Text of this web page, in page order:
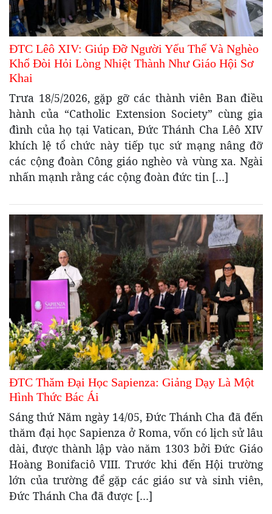
ĐTC Lêô XIV: Giúp Đỡ Người Yếu Thế Và Nghèo
Khổ Đòi Hỏi Lòng Nhiệt Thành Như Giáo Hội Sơ
Khai
Trưa 18/5/2026, gặp gỡ các thành viên Ban điều
hành của “Catholic Extension Society” cùng gia
đình của họ tại Vatican, Đức Thánh Cha Lêô XIV
khích lệ tổ chức này tiếp tục sứ mạng nâng đỡ
các cộng đoàn Công giáo nghèo và vùng xa. Ngài
nhấn mạnh rằng các cộng đoàn đức tin […]
ĐTC Thăm Đại Học Sapienza: Giảng Dạy Là Một
Hình Thức Bác Ái
Sáng thứ Năm ngày 14/05, Đức Thánh Cha đã đến
thăm đại học Sapienza ở Roma, vốn có lịch sử lâu
dài, được thành lập vào năm 1303 bởi Đức Giáo
Hoàng Bonifaciô VIII. Trước khi đến Hội trường
lớn của trường để gặp các giáo sư và sinh viên,
Đức Thánh Cha đã được […]